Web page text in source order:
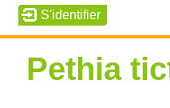
Pethia